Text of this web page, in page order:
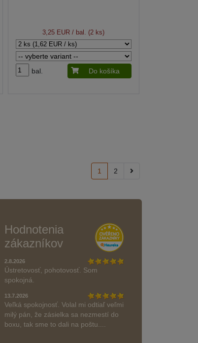
3,25 EUR / bal. (2 ks)
bal. Do košíka
1 2
Hodnotenia
zákazníkov
2.8.2026
Ústretovosť, pohotovosť. Som
spokojná.
13.7.2026
Veľká spokojnosť. Volal mi odtiaľ veľmi
milý pán, že zásielka sa nezmestí do
boxu, tak sme to dali na poštu....